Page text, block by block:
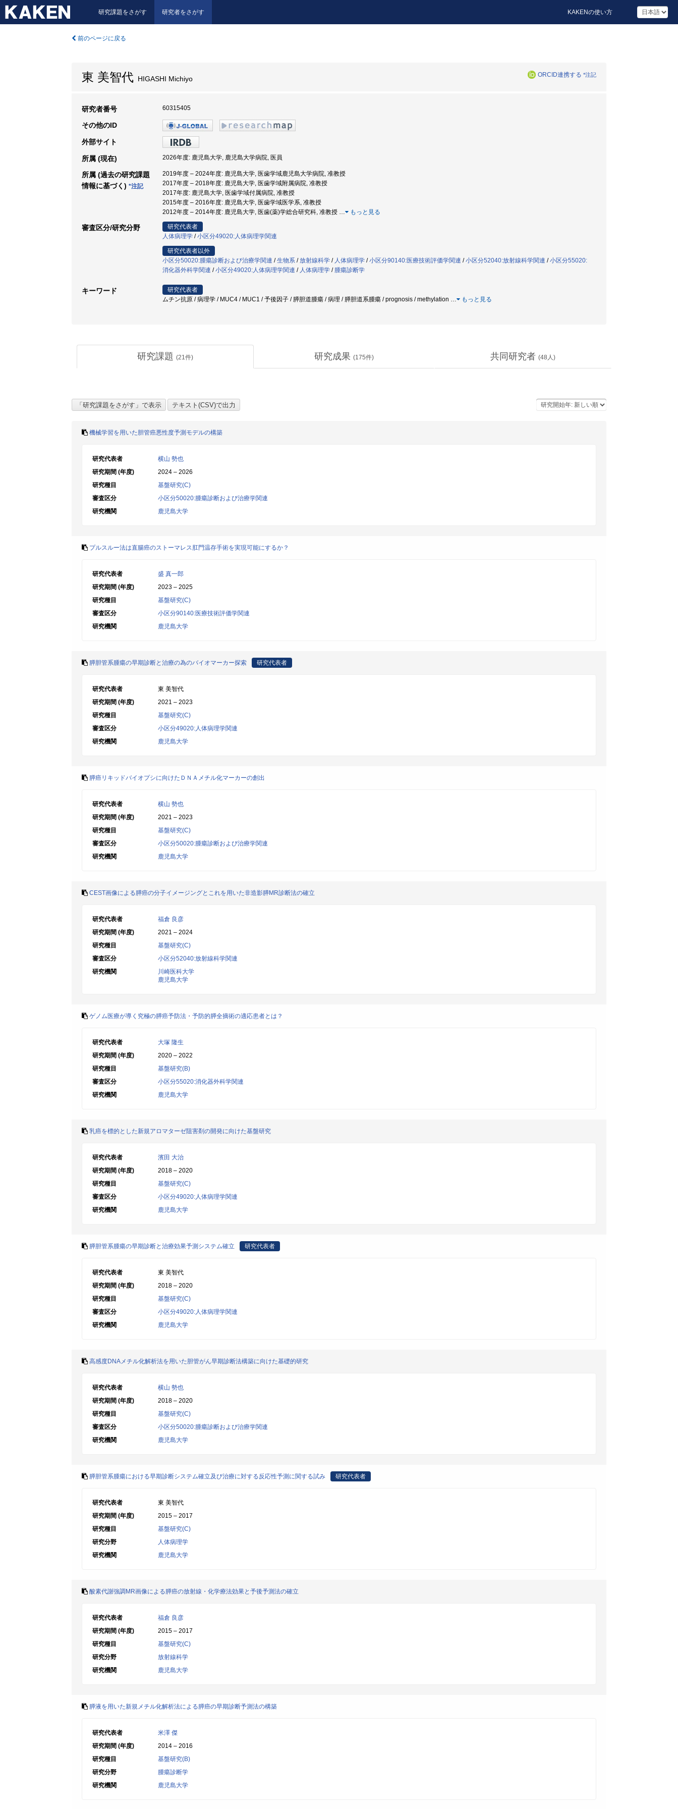
研究課題をさがす 研究者をさがす KAKENの使い方
前のページに戻る
東 美智代 HIGASHI Michiyo ORCID連携する *注記
研究者番号 60315405
その他のID
外部サイト
所属 (現在) 2026年度: 鹿児島大学, 鹿児島大学病院, 医員
所属 (過去の研究課題
情報に基づく) *注記
2019年度 – 2024年度: 鹿児島大学, 医歯学域鹿児島大学病院, 准教授
2017年度 – 2018年度: 鹿児島大学, 医歯学域附属病院, 准教授
2017年度: 鹿児島大学, 医歯学域付属病院, 准教授
2015年度 – 2016年度: 鹿児島大学, 医歯学域医学系, 准教授
2012年度 – 2014年度: 鹿児島大学, 医歯(薬)学総合研究科, 准教授 … もっと見る
審査区分/研究分野
研究代表者
人体病理学 /小区分49020:人体病理学関連
研究代表者以外
小区分50020:腫瘍診断および治療学関連 /生物系 /放射線科学 / 人体病理学 /小区分90140:医療技術評価学関連 /小区分52040:放射線科学関連 /小区分55020:
消化器外科学関連 /小区分49020:人体病理学関連 / 人体病理学 / 腫瘍診断学
キーワード
研究代表者
ムチン抗原 / 病理学 / MUC4 / MUC1 / 予後因子 / 膵胆道腫瘍 / 病理 / 膵胆道系腫瘍 / prognosis / methylation … もっと見る
研究課題 (21件) 研究成果 (175件) 共同研究者 (48 人)
機械学習を用いた胆管癌悪性度予測モデルの構築
研究代表者
横山 勢也
研究期間 (年度)
2024 – 2026
研究種目
基盤研究(C)
審査区分
小区分50020:腫瘍診断および治療学関連
研究機関
鹿児島大学
プルスルー法は直腸癌のストーマレス肛門温存手術を実現可能にするか？
研究代表者
盛 真一郎
研究期間 (年度)
2023 – 2025
研究種目
基盤研究(C)
審査区分
小区分90140:医療技術評価学関連
研究機関
鹿児島大学
膵胆管系腫瘍の早期診断と治療の為のバイオマーカー探索 研究代表者
研究代表者
東 美智代
研究期間 (年度)
2021 – 2023
研究種目
基盤研究(C)
審査区分
小区分49020:人体病理学関連
研究機関
鹿児島大学
膵癌リキッドバイオプシに向けたＤＮＡメチル化マーカーの創出
研究代表者
横山 勢也
研究期間 (年度)
2021 – 2023
研究種目
基盤研究(C)
審査区分
小区分50020:腫瘍診断および治療学関連
研究機関
鹿児島大学
CEST画像による膵癌の分子イメージングとこれを用いた非造影膵MR診断法の確立
研究代表者
福倉 良彦
研究期間 (年度)
2021 – 2024
研究種目
基盤研究(C)
審査区分
小区分52040:放射線科学関連
研究機関
川崎医科大学
鹿児島大学
ゲノム医療が導く究極の膵癌予防法・予防的膵全摘術の適応患者とは？
研究代表者
大塚 隆生
研究期間 (年度)
2020 – 2022
研究種目
基盤研究(B)
審査区分
小区分55020:消化器外科学関連
研究機関
鹿児島大学
乳癌を標的とした新規アロマターゼ阻害剤の開発に向けた基盤研究
研究代表者
濱田 大治
研究期間 (年度)
2018 – 2020
研究種目
基盤研究(C)
審査区分
小区分49020:人体病理学関連
研究機関
鹿児島大学
膵胆管系腫瘍の早期診断と治療効果予測システム確立 研究代表者
研究代表者
東 美智代
研究期間 (年度)
2018 – 2020
研究種目
基盤研究(C)
審査区分
小区分49020:人体病理学関連
研究機関
鹿児島大学
高感度DNAメチル化解析法を用いた胆管がん早期診断法構築に向けた基礎的研究
研究代表者
横山 勢也
研究期間 (年度)
2018 – 2020
研究種目
基盤研究(C)
審査区分
小区分50020:腫瘍診断および治療学関連
研究機関
鹿児島大学
膵胆管系腫瘍における早期診断システム確立及び治療に対する反応性予測に関する試み 研究代表者
研究代表者
東 美智代
研究期間 (年度)
2015 – 2017
研究種目
基盤研究(C)
研究分野
人体病理学
研究機関
鹿児島大学
酸素代謝強調MR画像による膵癌の放射線・化学療法効果と予後予測法の確立
研究代表者
福倉 良彦
研究期間 (年度)
2015 – 2017
研究種目
基盤研究(C)
研究分野
放射線科学
研究機関
鹿児島大学
膵液を用いた新規メチル化解析法による膵癌の早期診断予測法の構築
研究代表者
米澤 傑
研究期間 (年度)
2014 – 2016
研究種目
基盤研究(B)
研究分野
腫瘍診断学
研究機関
鹿児島大学